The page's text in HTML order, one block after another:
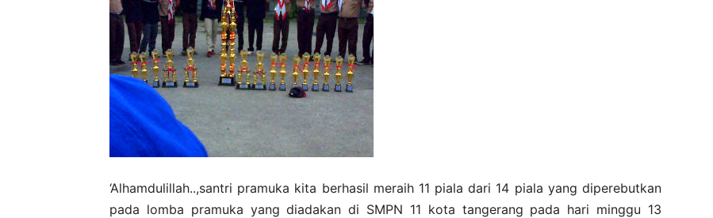
‘Alhamdulillah..,santri pramuka kita berhasil meraih 11 piala dari 14 piala yang diperebutkan
pada lomba pramuka yang diadakan di SMPN 11 kota tangerang pada hari minggu 13